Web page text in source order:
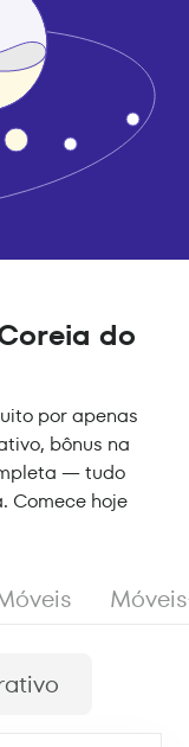
do
por apenas
bônus na
— tudo
Comece hoje